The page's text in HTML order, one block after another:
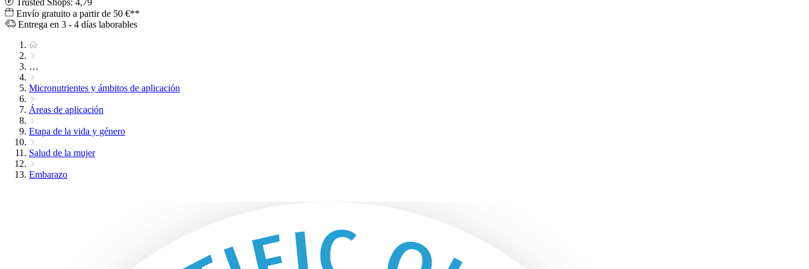
Trusted Shops: 4,79
Envío gratuito a partir de 50 €**
Entrega en 3 - 4 días laborables
…
Micronutrientes y ámbitos de aplicación
Áreas de aplicación
Etapa de la vida y género
Salud de la mujer
Embarazo